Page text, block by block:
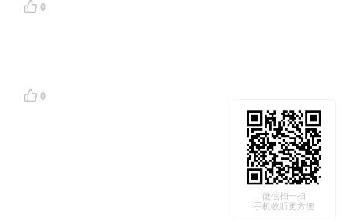
0
0
微信扫一扫
手机收听更方便